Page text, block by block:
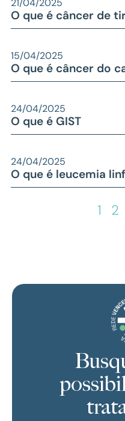
21/04/2025
O que é câncer de
15/04/2025
O que é câncer do
24/04/2025
O que é GIST
24/04/2025
O que é leucemia
1 2